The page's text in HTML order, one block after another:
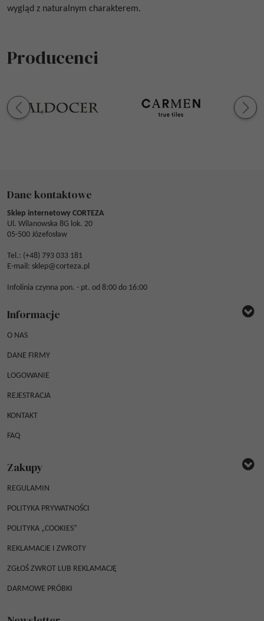
wygląd z naturalnym charakterem.
Producenci
Dane kontaktowe
Sklep internetowy CORTEZA
Ul. Wilanowska 8G lok. 20
05-500 Józefosław
Tel.: (+48) 793 033 181
E-mail: sklep@corteza.pl
Infolinia czynna pon. - pt. od 8:00 do 16:00
Informacje
O NAS
DANE FIRMY
LOGOWANIE
REJESTRACJA
KONTAKT
FAQ
Zakupy
REGULAMIN
POLITYKA PRYWATNOŚCI
POLITYKA „COOKIES”
REKLAMACJE I ZWROTY
ZGŁOŚ ZWROT LUB REKLAMACJĘ
DARMOWE PRÓBKI